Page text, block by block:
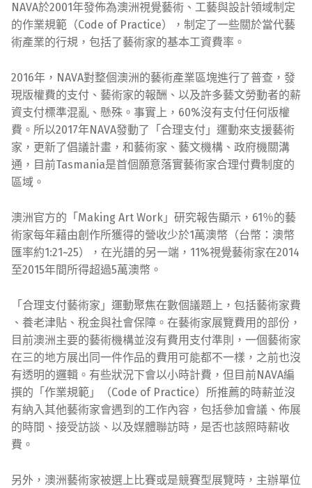
NAVA於2001年發佈為澳洲視覺藝術、工藝與設計領域制定
的作業規範（Code of Practice），制定了一些關於當代藝
術產業的行規 ，包括了藝術家的基本工資費率。
2016年，NAVA對整個澳洲的藝術產業區塊進行了普查，發
現版權費的支付、藝術家的報酬、以及許多藝文勞動者的薪
資支付標準混亂、懸殊。事實上，60%沒有支付任何版權
費。所以2017年NAVA發動了「合理支付」運動來支援藝術
家，更新了倡議計畫，和藝術家、藝文機構、 政府機關溝
通，目前Tasmania是首個願意落實藝術家合理付費制度的
區域。
澳洲官方的「Making Art Work」研究報告顯示，61％的藝
術家每年藉由創作所獲得的營收少於1萬澳幣（台幣：澳幣
匯率約1:21~25），在光譜的另一端，11%視覺藝術家在2014
至2015年間所得超過5萬澳幣。
「合理支付藝術家」運動聚焦在數個議題上，包括藝術家費
、養老津貼、稅金與社會保障。在藝術家展覽費用的部份，
目前澳洲主要的藝術機構並沒有費用支付準則，一個藝術家
在三的地方展出同一件作品的費用可能都不一樣，之前也沒
有透明的邏輯。有些狀況下會以小時計費，但目前NAVA編
撰的「作業規範」（Code of Practice）所推薦的時薪並沒
有納入其他藝術家會遇到的工作內容，包括參加會議、佈展
的時間、接受訪談、 以及媒體聯訪時，是否也該照時薪收
費。
另外，澳洲藝術家被選上比賽或是競賽型展覽時，主辦單位